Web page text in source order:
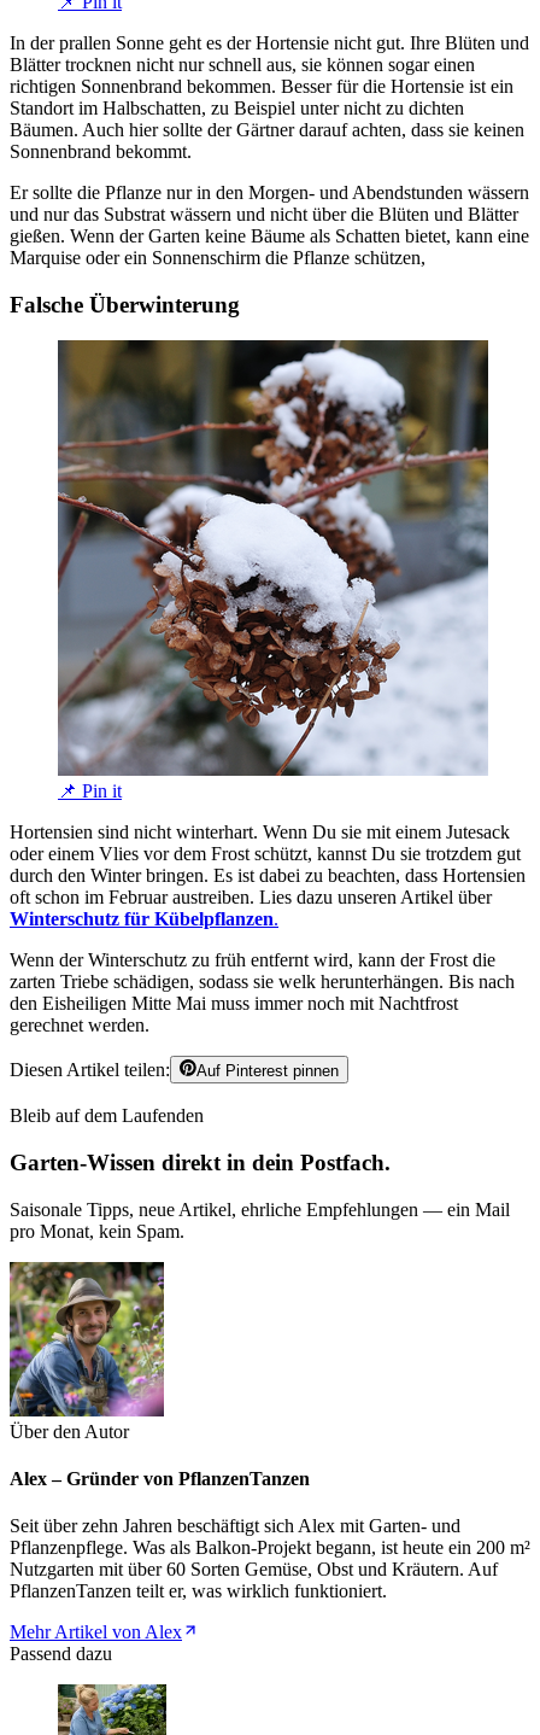
In der prallen Sonne geht es der Hortensie nicht gut. Ihre Blüten und
Blätter trocknen nicht nur schnell aus, sie können sogar einen
richtigen Sonnenbrand bekommen. Besser für die Hortensie ist ein
Standort im Halbschatten, zu Beispiel unter nicht zu dichten
Bäumen. Auch hier sollte der Gärtner darauf achten, dass sie keinen
Sonnenbrand bekommt.
Er sollte die Pflanze nur in den Morgen- und Abendstunden wässern
und nur das Substrat wässern und nicht über die Blüten und Blätter
gießen. Wenn der Garten keine Bäume als Schatten bietet, kann eine
Marquise oder ein Sonnenschirm die Pflanze schützen,
Falsche Überwinterung
📌 Pin it
Hortensien sind nicht winterhart. Wenn Du sie mit einem Jutesack
oder einem Vlies vor dem Frost schützt, kannst Du sie trotzdem gut
durch den Winter bringen. Es ist dabei zu beachten, dass Hortensien
oft schon im Februar austreiben. Lies dazu unseren Artikel über
Winterschutz für Kübelpflanzen.
Wenn der Winterschutz zu früh entfernt wird, kann der Frost die
zarten Triebe schädigen, sodass sie welk herunterhängen. Bis nach
den Eisheiligen Mitte Mai muss immer noch mit Nachtfrost
gerechnet werden.
Diesen Artikel teilen: Auf Pinterest pinnen
Bleib auf dem Laufenden
Garten-Wissen direkt in dein Postfach.
Saisonale Tipps, neue Artikel, ehrliche Empfehlungen — ein Mail
pro Monat, kein Spam.
Über den Autor
Alex – Gründer von PflanzenTanzen
Seit über zehn Jahren beschäftigt sich Alex mit Garten- und
Pflanzenpflege. Was als Balkon-Projekt begann, ist heute ein 200 m²
Nutzgarten mit über 60 Sorten Gemüse, Obst und Kräutern. Auf
PflanzenTanzen teilt er, was wirklich funktioniert.
Mehr Artikel von Alex
Passend dazu